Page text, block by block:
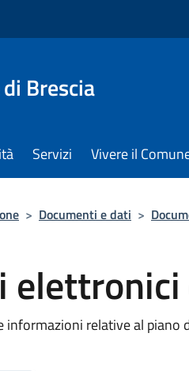
Brescia
Servizi Vivere il
> Documenti e dati >
informazioni relative al